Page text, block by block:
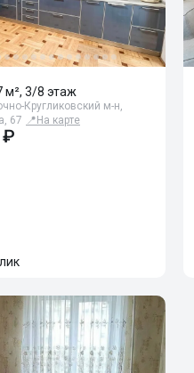
м², 3/8 этаж
Кругликовский м-н,
67 📍 На карте
₽